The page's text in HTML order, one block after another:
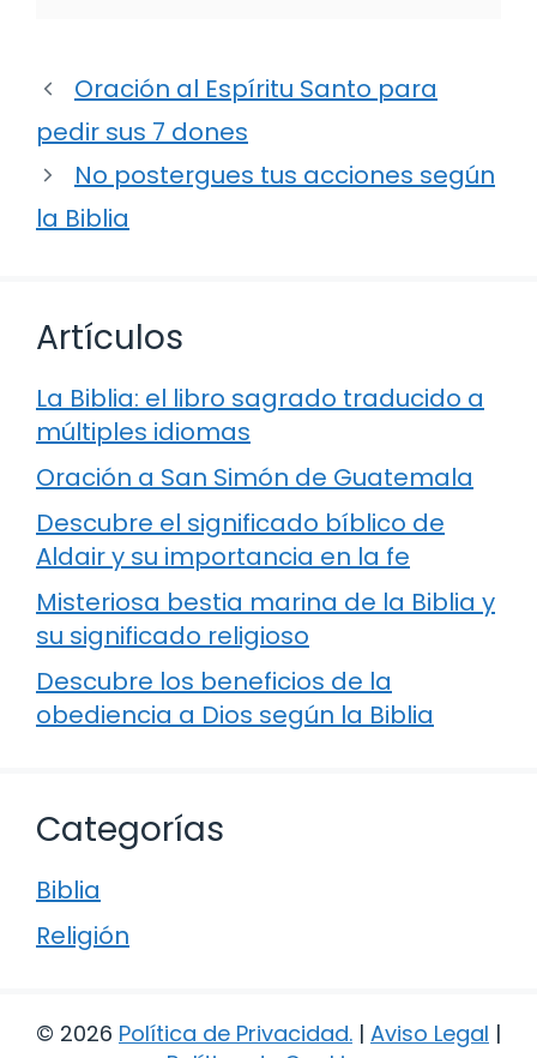
Oración al Espíritu Santo para
pedir sus 7 dones
No postergues tus acciones según
la Biblia
Artículos
La Biblia: el libro sagrado traducido a
múltiples idiomas
Oración a San Simón de Guatemala
Descubre el significado bíblico de
Aldair y su importancia en la fe
Misteriosa bestia marina de la Biblia y
su significado religioso
Descubre los beneficios de la
obediencia a Dios según la Biblia
Categorías
Biblia
Religión
© 2026 Política de Privacidad. | Aviso Legal |